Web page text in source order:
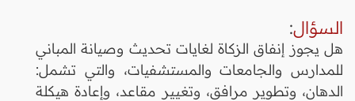
السؤال:
هل يجوز إنفاق الزكاة لغايات تحديث وصيانة المباني
للمدارس والجامعات والمستشفيات، والتي تشمل:
الدهان، وتطوير مرافق، وتغيير مقاعد، وإعادة هيكلة